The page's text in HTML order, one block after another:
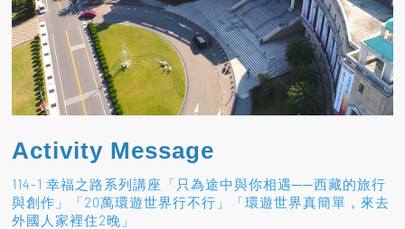
Activity Message
114-1 幸福之路系列講座「只為途中與你相遇──西藏的旅行
與創作」「20萬環遊世界行不行」「環遊世界真簡單，來去
外國人家裡住2晚」